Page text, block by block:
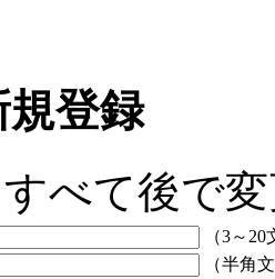
登録
べて後で
（3～
（半角